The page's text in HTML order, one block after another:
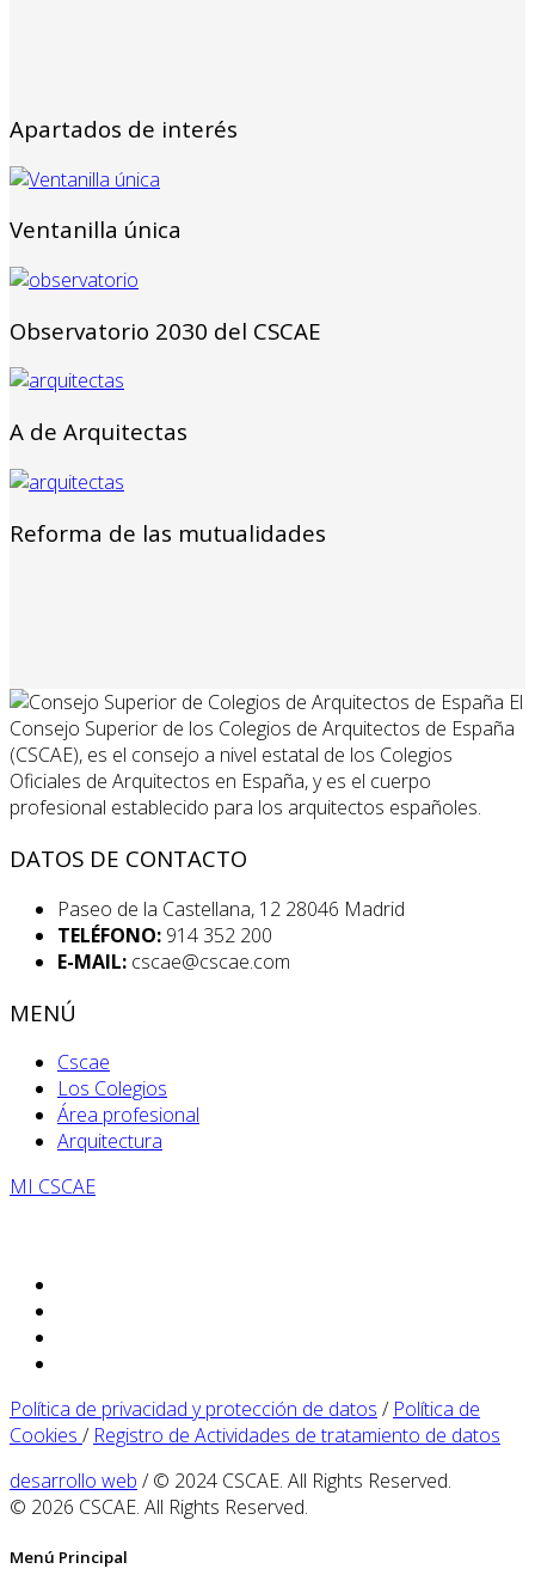
Apartados de interés
Ventanilla única
Observatorio 2030 del CSCAE
A de Arquitectas
Reforma de las mutualidades
El
Consejo Superior de los Colegios de Arquitectos de España
(CSCAE), es el consejo a nivel estatal de los Colegios
Oficiales de Arquitectos en España, y es el cuerpo
profesional establecido para los arquitectos españoles.
DATOS DE CONTACTO
Paseo de la Castellana, 12 28046 Madrid
TELÉFONO: 914 352 200
E-MAIL: cscae@cscae.com
MENÚ
Cscae
Los Colegios
Área profesional
Arquitectura
MI CSCAE
Política de privacidad y protección de datos / Política de
Cookies / Registro de Actividades de tratamiento de datos
desarrollo web / © 2024 CSCAE. All Rights Reserved.
© 2026 CSCAE. All Rights Reserved.
Menú Principal